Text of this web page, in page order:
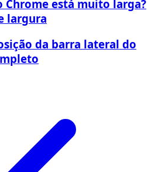
Chrome está muito larga?
largura
da barra lateral do